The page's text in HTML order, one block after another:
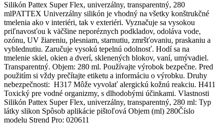
Silikón Pattex Super Flex, univerzálny, transparentný, 280
mlPATTEX Univerzálny silikón je vhodný na všetky konštrukčné
tmelenia ako v interiéri, tak v exteriéri. Vyznačuje sa vysokou
priľnavosťou k väčšine neporéznych podkladov, odoláva vode,
ozónu, UV žiareniu, plesniam, starnutiu, zmršťovaniu, praskaniu a
vyblednutiu. Zaručuje vysokú tepelnú odolnosť. Hodí sa na
tmelenie skiel, okien a dverí, sklenených blokov, vaní, umývadiel.
Transparentný. Objem: 280 ml. Používajte výrobok bezpečne. Pred
použitím si vždy prečítajte etiketu a informáciu o výrobku. Druhy
nebezpečnosti: H317 Môže vyvolať alergickú kožnú reakciu. H411
Toxický pre vodné organizmy, s dlhodobými účinkami. Vlastnosti
Silikón Pattex Super Flex, univerzálny, transparentný, 280 ml: Typ
látky slikon Spôsob aplikácie pištoľová Objem (ml) 280Číslo
modelu Strend Pro: 020611